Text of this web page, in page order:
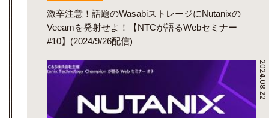
激辛注意！話題のWasabiストレージにNutanixの
Veeamを発射せよ！【NTCが語るWebセミナー
#10】(2024/9/26配信)
2024.08.22